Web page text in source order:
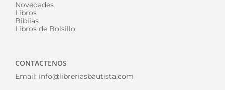
Novedades
Libros
Biblias
Libros de Bolsillo
CONTACTENOS
Email: info@libreriasbautista.com